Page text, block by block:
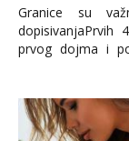
Granice su
dopisivanjaPrvih
prvog dojma i
Važno je
informacija,
povjerenje.